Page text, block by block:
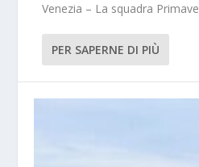
Venezia – La squadra
PER SAPERNE DI PIÙ